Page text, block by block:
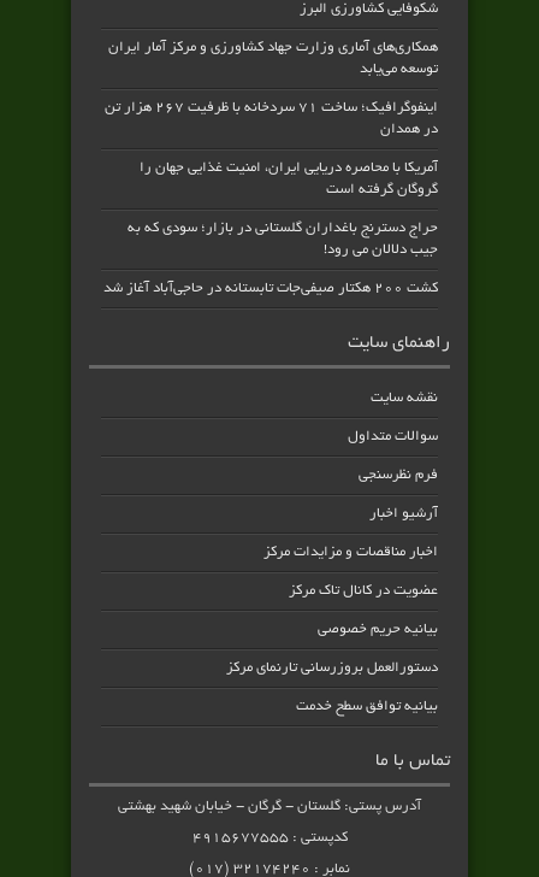
شکوفایی کشاورزی البرز
همکاری‌های آماری وزارت جهاد کشاورزی و مرکز آمار ایران
توسعه می‌یابد
اینفوگرافیک؛ ساخت ۷۱ سردخانه با ظرفیت ۲۶۷ هزار تن
در همدان
آمریکا با محاصره دریایی ایران، امنیت غذایی جهان را
گروگان گرفته است
حراج دسترنج باغداران گلستانی در بازار؛ سودی که به
جیب دلالان می رود!
کشت ۲۰۰ هکتار صیفی‌جات تابستانه در حاجی‌آباد آغاز شد
راهنمای سایت
نقشه سایت
سوالات متداول
فرم نظرسنجی
آرشیو اخبار
اخبار مناقصات و مزایدات مرکز
عضویت در کانال تاک مرکز
بیانیه حریم خصوصی
دستورالعمل بروزرسانی تارنمای مرکز
بیانیه توافق سطح خدمت
تماس با ما
آدرس پستی: گلستان - گرگان - خیابان شهید بهشتی
کدپستی : ۴۹۱۵۶۷۷۵۵۵
نمابر : ۳۲۱۷۴۲۴۰ (۰۱۷)